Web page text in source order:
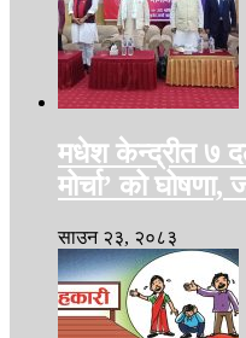
मधेश केन्द्रीत ७
मोर्चा’ को घोषणा,
साउन २३, २०८३